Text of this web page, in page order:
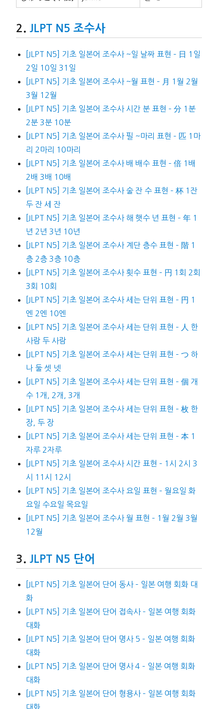
JLPT N5 조수사
[JLPT N5] 기초 일본어 조수사 ~일 날짜 표현 – 日 1일
2일 10일 31일
[JLPT N5] 기초 일본어 조수사 ~월 표현 – 月 1월 2월
3월 12월
[JLPT N5] 기초 일본어 조수사 시간 분 표현 – 分 1분
2분 3분 10분
[JLPT N5] 기초 일본어 조수사 필 ~마리 표현 – 匹 1마
리 2마리 10마리
[JLPT N5] 기초 일본어 조수사 배 배수 표현 – 倍 1배
2배 3배 10배
[JLPT N5] 기초 일본어 조수사 술 잔 수 표현 – 杯 1잔
두 잔 세 잔
[JLPT N5] 기초 일본어 조수사 해 햇수 년 표현 – 年 1
년 2년 3년 10년
[JLPT N5] 기초 일본어 조수사 계단 층수 표현 – 階 1
층 2층 3층 10층
[JLPT N5] 기초 일본어 조수사 횟수 표현 – 円 1회 2회
3회 10회
[JLPT N5] 기초 일본어 조수사 세는 단위 표현 – 円 1
엔 2엔 10엔
[JLPT N5] 기초 일본어 조수사 세는 단위 표현 – 人 한
사람 두 사람
[JLPT N5] 기초 일본어 조수사 세는 단위 표현 – つ 하
나 둘 셋 넷
[JLPT N5] 기초 일본어 조수사 세는 단위 표현 – 個 개
수 1개, 2개, 3개
[JLPT N5] 기초 일본어 조수사 세는 단위 표현 – 枚 한
장, 두 장
[JLPT N5] 기초 일본어 조수사 세는 단위 표현 – 本 1
자루 2자루
[JLPT N5] 기초 일본어 조수사 시간 표현 – 1시 2시 3
시 11시 12시
[JLPT N5] 기초 일본어 조수사 요일 표현 – 월요일 화
요일 수요일 목요일
[JLPT N5] 기초 일본어 조수사 월 표현 – 1월 2월 3월
12월
JLPT N5 단어
[JLPT N5] 기초 일본어 단어 동사 – 일본 여행 회화 대
화
[JLPT N5] 기초 일본어 단어 접속사 – 일본 여행 회화
대화
[JLPT N5] 기초 일본어 단어 명사 5 – 일본 여행 회화
대화
[JLPT N5] 기초 일본어 단어 명사 4 – 일본 여행 회화
대화
[JLPT N5] 기초 일본어 단어 형용사 – 일본 여행 회화
대화